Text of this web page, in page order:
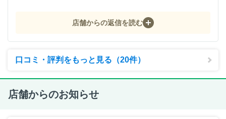
店舗からの返信を読む
口コミ・評判をもっと見る（20件）
店舗からのお知らせ